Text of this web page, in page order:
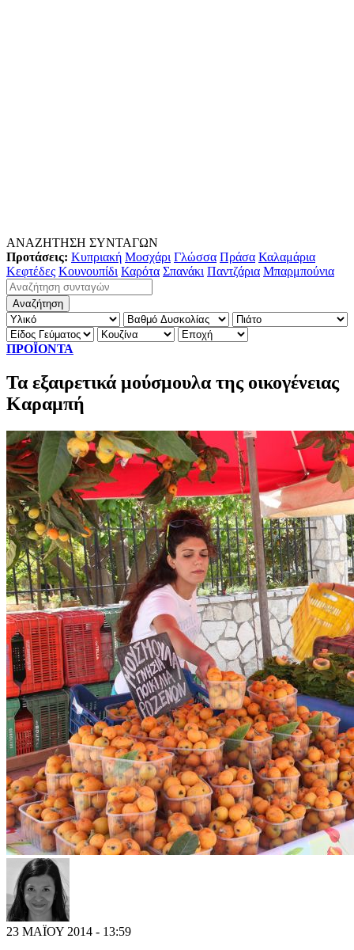
ΑΝΑΖΗΤΗΣΗ ΣΥΝΤΑΓΩΝ
Προτάσεις: Κυπριακή Μοσχάρι Γλώσσα Πράσα Καλαμάρια
Κεφτέδες Κουνουπίδι Καρότα Σπανάκι Παντζάρια Μπαρμπούνια
ΠΡΟΪΟΝΤΑ
Τα εξαιρετικά μούσμουλα της οικογένειας
Καραμπή
23 ΜΑΪΟΥ 2014 - 13:59